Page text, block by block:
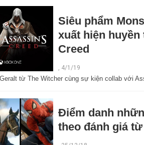
Siêu phẩm
xuất hiện
Creed
4/1/19
từ The Witcher cùng sự kiện collab với
Điểm danh
theo đánh giá